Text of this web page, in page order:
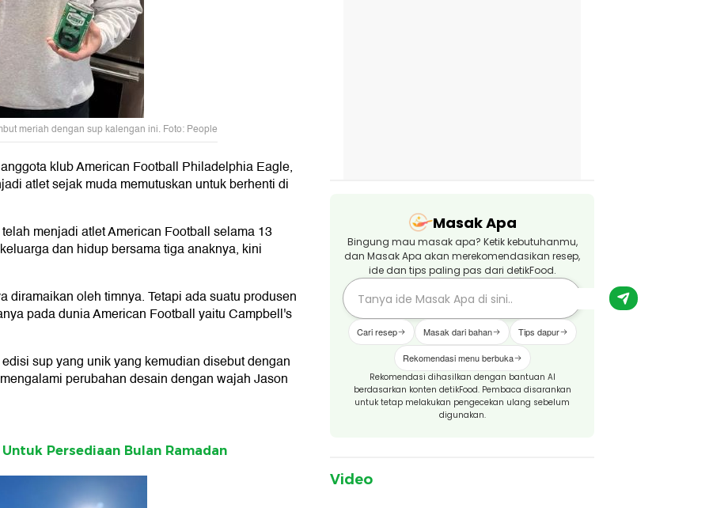
meriah dengan sup kalengan ini. Foto: People
klub American Football Philadelphia Eagle,
atlet sejak muda memutuskan untuk berhenti di
menjadi atlet American Football selama 13
dan hidup bersama tiga anaknya, kini
diramaikan oleh timnya. Tetapi ada suatu produsen
pada dunia American Football yaitu Campbell's
sup yang unik yang kemudian disebut dengan
perubahan desain dengan wajah Jason
Persediaan Bulan Ramadan
Masak Apa
Bingung mau masak apa? Ketik kebutuhanmu,
dan Masak Apa akan merekomendasikan resep,
ide dan tips paling pas dari detikFood.
Cari resep Masak dari bahan Tips dapur
Rekomendasi menu berbuka
Rekomendasi dihasilkan dengan bantuan AI
berdasarkan konten detikFood. Pembaca disarankan
untuk tetap melakukan pengecekan ulang sebelum
digunakan.
Video